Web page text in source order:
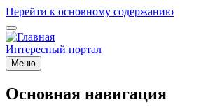
Перейти к основному содержанию
Интересный портал
Меню
Основная навигация